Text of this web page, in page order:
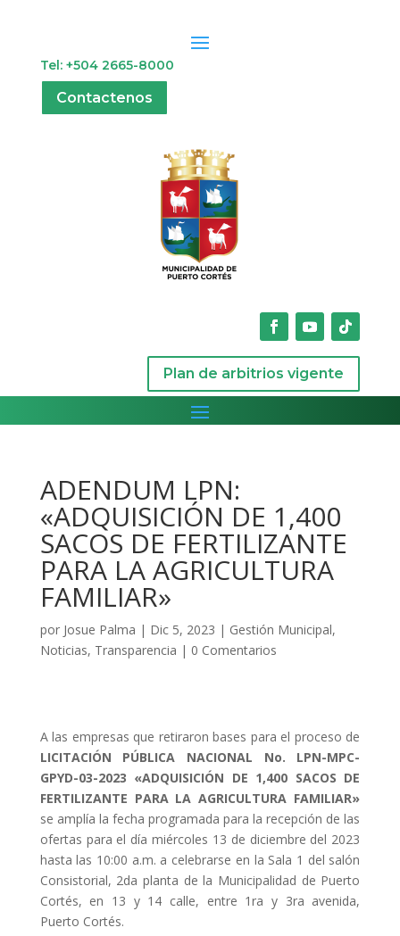
Tel: +504 2665-8000
Contactenos
Plan de arbitrios vigente
ADENDUM LPN:
«ADQUISICIÓN DE 1,400
SACOS DE FERTILIZANTE
PARA LA AGRICULTURA
FAMILIAR»
por Josue Palma | Dic 5, 2023 | Gestión Municipal,
Noticias, Transparencia | 0 Comentarios
A las empresas que retiraron bases para el proceso de
LICITACIÓN PÚBLICA NACIONAL No. LPN-MPC-
GPYD-03-2023 «ADQUISICIÓN DE 1,400 SACOS DE
FERTILIZANTE PARA LA AGRICULTURA FAMILIAR»
se amplía la fecha programada para la recepción de las
ofertas para el día miércoles 13 de diciembre del 2023
hasta las 10:00 a.m. a celebrarse en la Sala 1 del salón
Consistorial, 2da planta de la Municipalidad de Puerto
Cortés, en 13 y 14 calle, entre 1ra y 3ra avenida,
Puerto Cortés.